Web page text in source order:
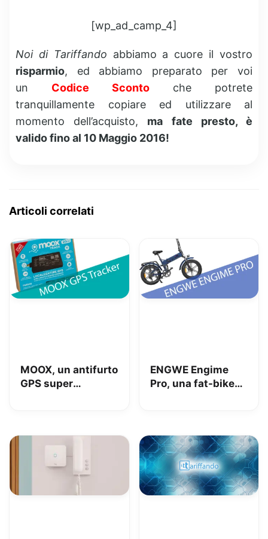
[wp_ad_camp_4]
Noi di Tariffando abbiamo a cuore il vostro
risparmio, ed abbiamo preparato per voi
un Codice Sconto che potrete
tranquillamente copiare ed utilizzare al
momento dell’acquisto, ma fate presto, è
valido fino al 10 Maggio 2016!
Articoli correlati
MOOX, un antifurto
GPS super
solo: la nostra
ENGWE Engime
Pro, una fat-bike